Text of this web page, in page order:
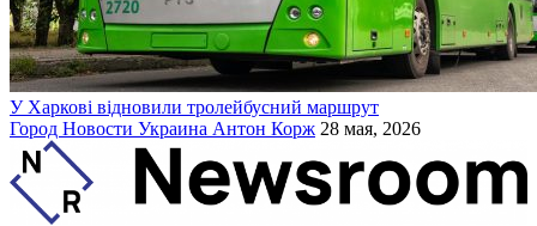
У Харкові відновили тролейбусний маршрут
Город Новости Украина Антон Корж 28 мая, 2026